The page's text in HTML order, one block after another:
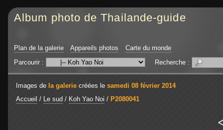
Album photo de Thailande-guide
Plan de la galerie Appareils photos
Carte du monde
Parcourir :
Recherche :
Images de la galerie créées le samedi 08 février 2014
Accueil / Le sud / Koh Yao Noi / P2080041